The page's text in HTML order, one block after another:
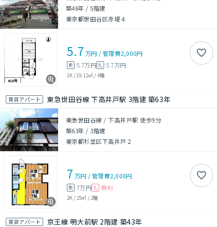
築46年 /5階建
東京都世田谷区赤堤４
5.7 万円 /管理費2,000円
敷 5.7万円礼 5.7万円
1K / 19.12㎡ / 4階
賃貸アパート 東急世田谷線 下高井戸駅 3階建 築63年
東急世田谷線 / 下高井戸駅 徒歩9分
築63年 / 3階建
東京都杉並区下高井戸２
7 万円 /管理費2,000円
敷 7万円 礼 無料
2K / 25㎡ / 2階
賃貸アパート 京王線 明大前駅 2階建 築43年